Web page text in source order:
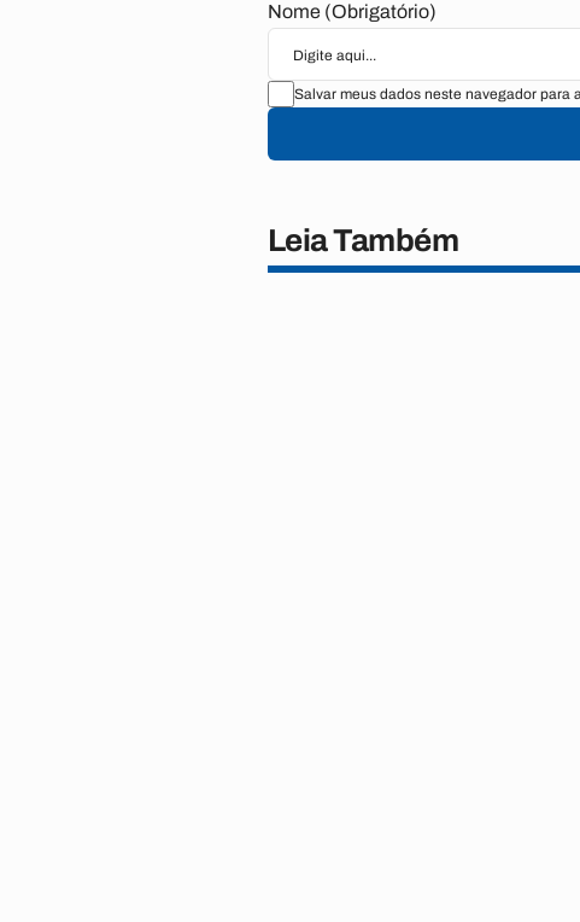
Nome (Obrigatório)
Salvar meus dados neste navegador para
Leia Também